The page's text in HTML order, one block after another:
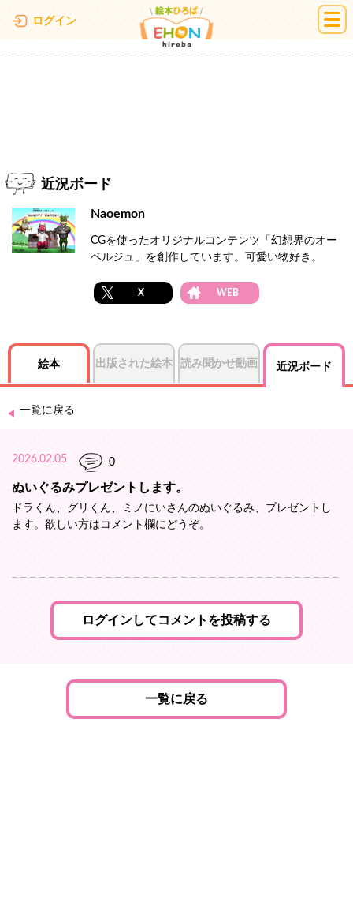
ログイン 絵本ひろば
近況ボード
Naoemon
CGを使ったオリジナルコンテンツ「幻想界のオー
ベルジュ」を創作しています。可愛い物好き。
X WEB
絵本 出版された絵本 読み聞かせ動画 近況ボード
一覧に戻る
2026.02.05 0
ぬいぐるみプレゼントします。
ドラくん、グリくん、ミノにいさんのぬいぐるみ、プレゼントし
ます。欲しい方はコメント欄にどうぞ。
ログインしてコメントを投稿する
一覧に戻る